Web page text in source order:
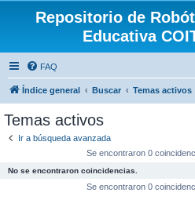
Repositorio de
Educativa
FAQ
Índice general Buscar Temas activos
Temas activos
Ir a búsqueda avanzada
Se encontraron 0
No se encontraron coincidencias.
Se encontraron 0